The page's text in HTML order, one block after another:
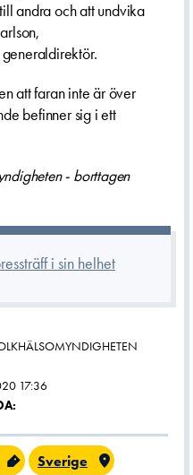
andra och att undvika
att faran inte är över
befinner sig i ett
- borttagen
i sin helhet
17:36
Sverige